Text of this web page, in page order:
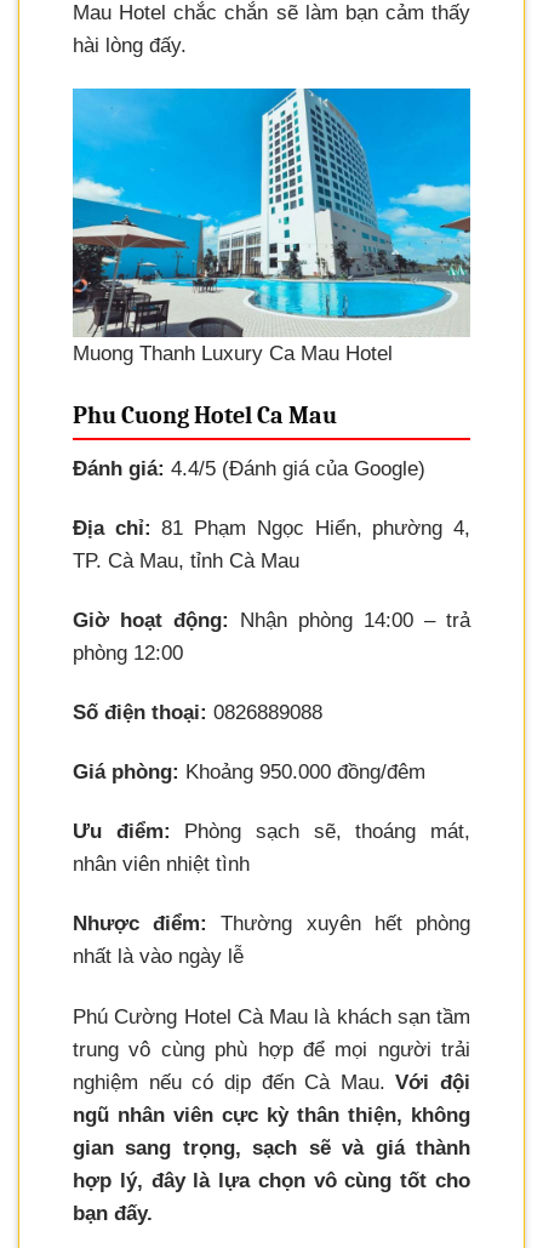
Mau Hotel chắc chắn sẽ làm bạn cảm thấy
hài lòng đấy.
Muong Thanh Luxury Ca Mau Hotel
Phu Cuong Hotel Ca Mau
Đánh giá: 4.4/5 (Đánh giá của Google)
Địa chỉ: 81 Phạm Ngọc Hiển, phường 4,
TP. Cà Mau, tỉnh Cà Mau
Giờ hoạt động:
Nhận phòng 14:00 – trả
phòng 12:00
Số điện thoại: 0826889088
Giá phòng: Khoảng 950.000 đồng/đêm
Ưu điểm: Phòng sạch sẽ, thoáng mát,
nhân viên nhiệt tình
Nhược điểm:
Thường xuyên hết phòng
nhất là vào ngày lễ
Phú Cường Hotel Cà Mau là khách sạn tầm
trung vô cùng phù hợp để mọi người trải
nghiệm nếu có dịp đến Cà Mau.Với đội
ngũ nhân viên cực kỳ thân thiện, không
gian sang trọng, sạch sẽ và giá thành
hợp lý, đây là lựa chọn vô cùng tốt cho
bạn đấy.